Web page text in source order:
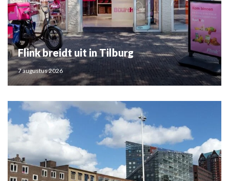
Flink breidt uit in Tilburg
7 augustus 2026